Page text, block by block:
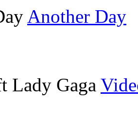
Another Day
Lady Gaga